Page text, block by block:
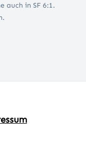
auch in SF 6:1.